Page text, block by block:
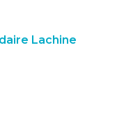
Lachine